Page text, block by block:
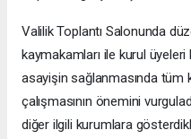
Valilik Toplantı Salonunda
kaymakamları ile kurul üyeleri
asayişin sağlanmasında tüm
çalışmasının önemini
diğer ilgili kurumlara